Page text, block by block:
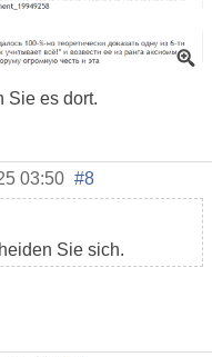
Sie es dort.
03:50 #8
Sie sich.